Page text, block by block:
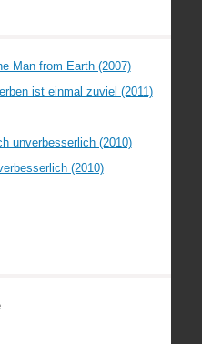
Man from Earth (2007)
ist einmal zuviel (2011)
unverbesserlich (2010)
(2010)